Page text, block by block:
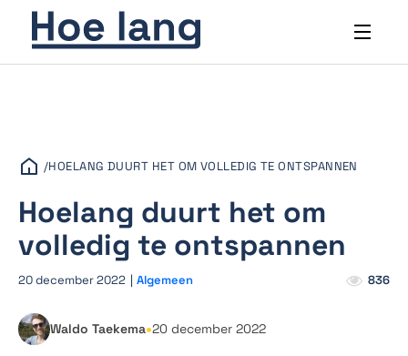
/HOELANG DUURT HET OM VOLLEDIG TE ONTSPANNEN
Hoelang duurt het om
volledig te ontspannen
20 december 2022 | Algemeen 836
Waldo Taekema•20 december 2022